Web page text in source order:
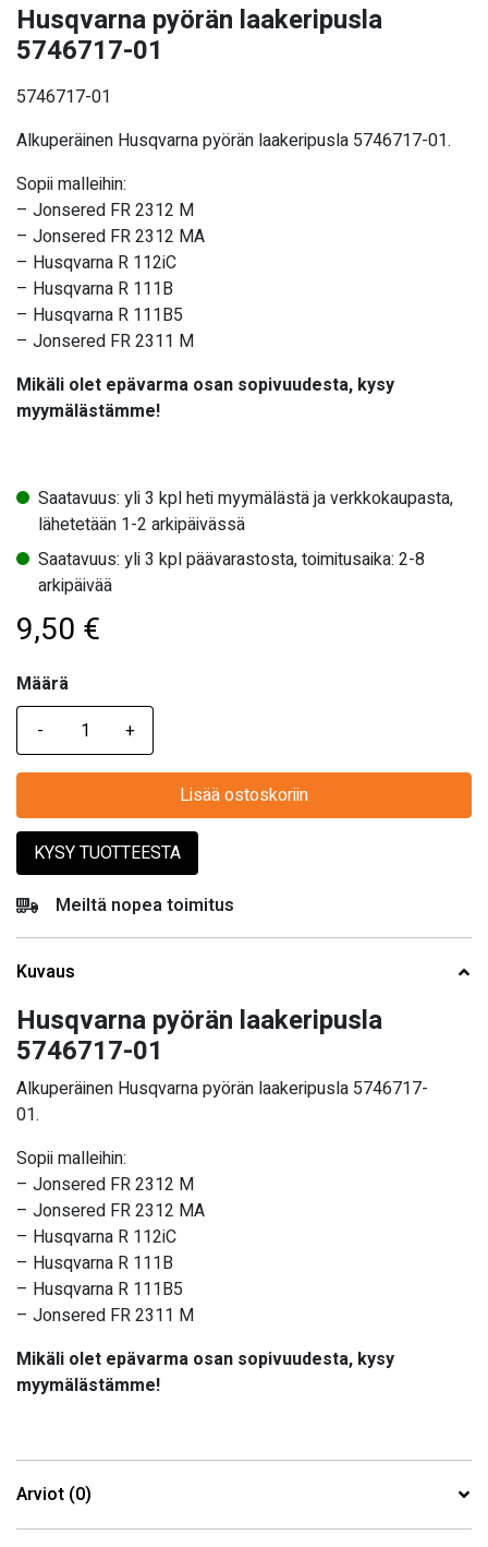
Husqvarna pyörän laakeripusla
5746717-01
5746717-01
Alkuperäinen Husqvarna pyörän laakeripusla 5746717-01.
Sopii malleihin:
– Jonsered FR 2312 M
– Jonsered FR 2312 MA
– Husqvarna R 112iC
– Husqvarna R 111B
– Husqvarna R 111B5
– Jonsered FR 2311 M
Mikäli olet epävarma osan sopivuudesta, kysy
myymälästämme!
Saatavuus: yli 3 kpl heti myymälästä ja verkkokaupasta,
lähetetään 1-2 arkipäivässä
Saatavuus: yli 3 kpl päävarastosta, toimitusaika: 2-8
arkipäivää
9,50 €
Määrä
Määrä
Lisää ostoskoriin
KYSY TUOTTEESTA
Meiltä nopea toimitus
Kuvaus
Husqvarna pyörän laakeripusla
5746717-01
Alkuperäinen Husqvarna pyörän laakeripusla 5746717-
01.
Sopii malleihin:
– Jonsered FR 2312 M
– Jonsered FR 2312 MA
– Husqvarna R 112iC
– Husqvarna R 111B
– Husqvarna R 111B5
– Jonsered FR 2311 M
Mikäli olet epävarma osan sopivuudesta, kysy
myymälästämme!
Arviot (0)